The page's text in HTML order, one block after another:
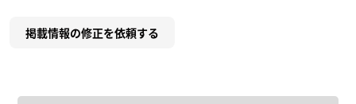
掲載情報の修正を依頼する